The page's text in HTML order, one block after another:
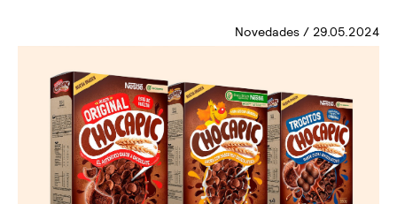
Novedades / 29.05.2024